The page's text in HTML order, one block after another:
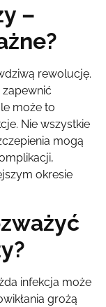
–
rewolucję.
może to
Nie wszystkie
mogą
okresie
infekcja może
grożą